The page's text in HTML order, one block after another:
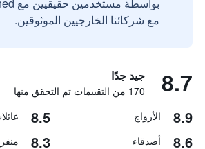
مع شركائنا الخارجيين الموثوقين.
8.7 جيد جدًا
170 من التقييمات تم التحقق منها
8.9 الأزواج 8.5
8.6 أصدقاء 8.3